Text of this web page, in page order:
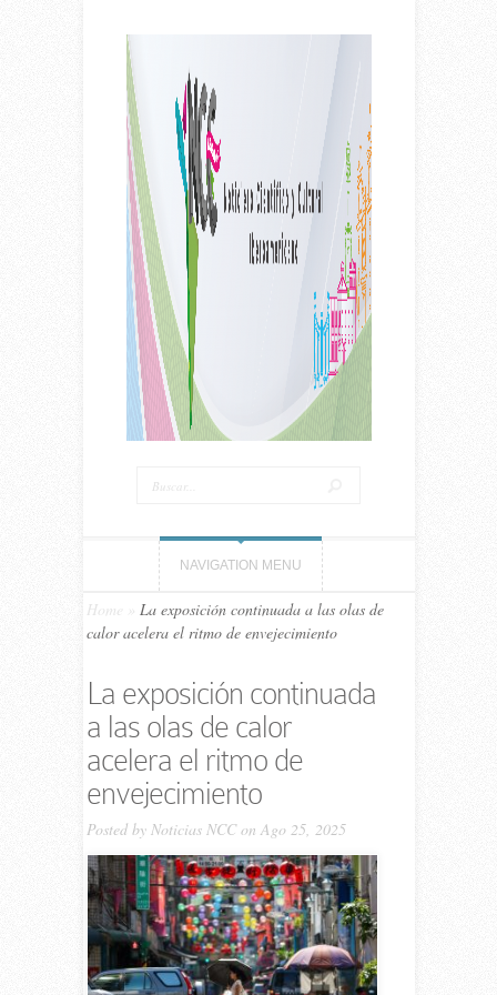
NAVIGATION MENU
Home
La exposición continuada a las olas de
calor acelera el ritmo de envejecimiento
La exposición continuada
a las olas de calor
acelera el ritmo de
envejecimiento
Posted by Noticias NCCon Ago 25, 2025